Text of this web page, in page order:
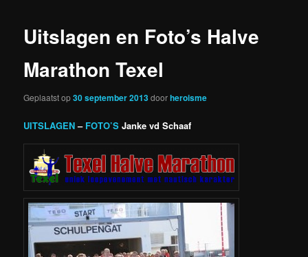
Uitslagen en Foto’s Halve
Marathon Texel
Geplaatst op30 september 2013doorheroisme
UITSLAGEN– FOTO’SJanke vd Schaaf